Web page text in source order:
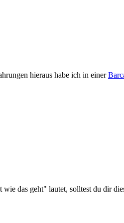
hieraus habe ich in einer
das geht" lautet, solltest du dir